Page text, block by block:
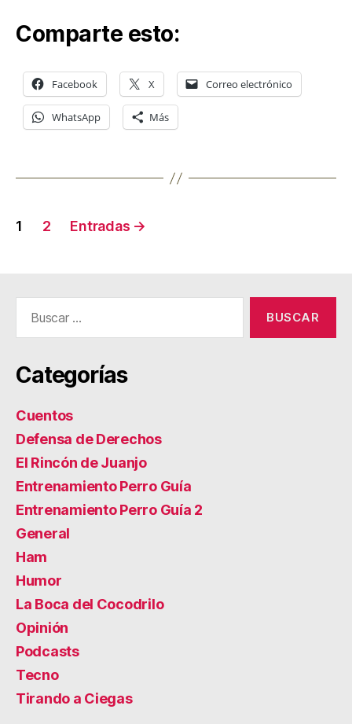
Comparte esto:
Facebook X Correo electrónico
WhatsApp Más
Paginación
1 2 Entradas →
Categorías
Cuentos
Defensa de Derechos
El Rincón de Juanjo
Entrenamiento Perro Guía
Entrenamiento Perro Guía 2
General
Ham
Humor
La Boca del Cocodrilo
Opinión
Podcasts
Tecno
Tirando a Ciegas